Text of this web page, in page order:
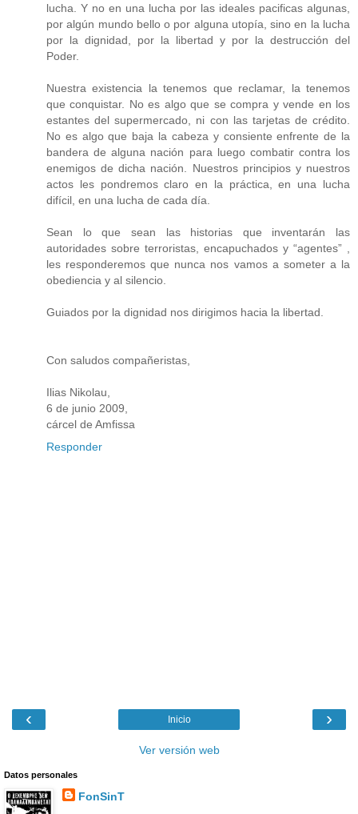
lucha. Y no en una lucha por las ideales pacificas algunas,
por algún mundo bello o por alguna utopía, sino en la lucha
por la dignidad, por la libertad y por la destrucción del
Poder.
Nuestra existencia la tenemos que reclamar, la tenemos
que conquistar. No es algo que se compra y vende en los
estantes del supermercado, ni con las tarjetas de crédito.
No es algo que baja la cabeza y consiente enfrente de la
bandera de alguna nación para luego combatir contra los
enemigos de dicha nación. Nuestros principios y nuestros
actos les pondremos claro en la práctica, en una lucha
difícil, en una lucha de cada día.
Sean lo que sean las historias que inventarán las
autoridades sobre terroristas, encapuchados y “agentes” ,
les responderemos que nunca nos vamos a someter a la
obediencia y al silencio.
Guiados por la dignidad nos dirigimos hacia la libertad.
Con saludos compañeristas,
Ilias Nikolau,
6 de junio 2009,
cárcel de Amfissa
Responder
‹ ›
Inicio
Ver versión web
Datos personales
FonSinT